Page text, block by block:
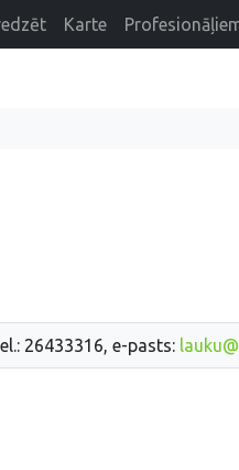
Karte
26433316, e-pasts: